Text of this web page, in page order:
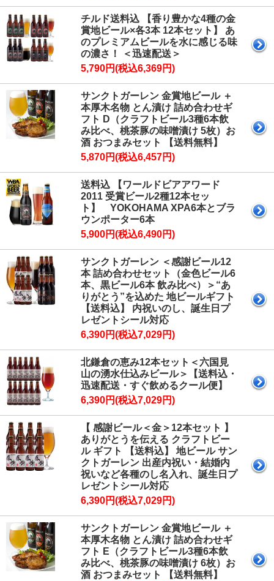
チルド送料込 【香り豊かな4種の金
賞地ビール×各3本 12本セット】 あ
のプレミアムビールを水に感じる味
の濃さ！ ＜迅速配送＞
5,790円(税込6,369円)
サンクトガーレン 金賞地ビール ＋
本厚木名物 とん漬け 詰め合わせギ
フト D（クラフトビール3種6本飲
み比べ、桃茶豚の味噌漬け 5枚）お
酒 おつまみセット 【送料無料】
5,870円(税込6,457円)
送料込 【ワールドビアアワード
2011 受賞ビール2種12本セッ
ト】 YOKOHAMA XPA6本とブラ
ウンポーター6本
5,900円(税込6,490円)
サンクトガーレン ＜感謝ビール12
本 詰め合わせセット（金色ビール6
本、黒ビール6本 飲み比べ）＞“あ
りがとう”を込めた 地ビールギフト
【送料込】 内祝いのし、誕生日プ
レゼントシール対応
6,390円(税込7,029円)
北鎌倉の恵み12本セット＜六国見
山の湧水仕込みビール＞【送料込・
迅速配送・すぐ飲めるクール便】
6,390円(税込7,029円)
【 感謝ビール＜金＞12本セット 】
ありがとうを伝える クラフトビー
ル ギフト 【送料込】 地ビール サン
クトガーレン 出産内祝い・結婚内
祝いなど各種のし名入れ、誕生日プ
レゼントシール対応
6,390円(税込7,029円)
サンクトガーレン 金賞地ビール ＋
本厚木名物 とん漬け 詰め合わせギ
フト E（クラフトビール3種6本飲
み比べ、桃茶豚の味噌漬け 6枚）お
酒 おつまみセット 【送料無料】